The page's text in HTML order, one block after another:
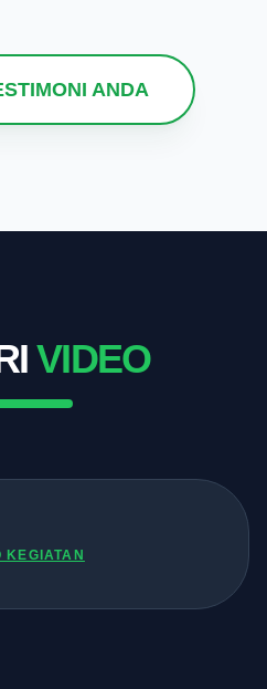
ANDA
VIDEO
KEGIATAN